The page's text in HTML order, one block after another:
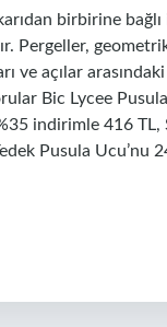
birbirine
Pergeller,
ve açılar
Bic Lycee
indirimle 416
Pusula Ucu’nu